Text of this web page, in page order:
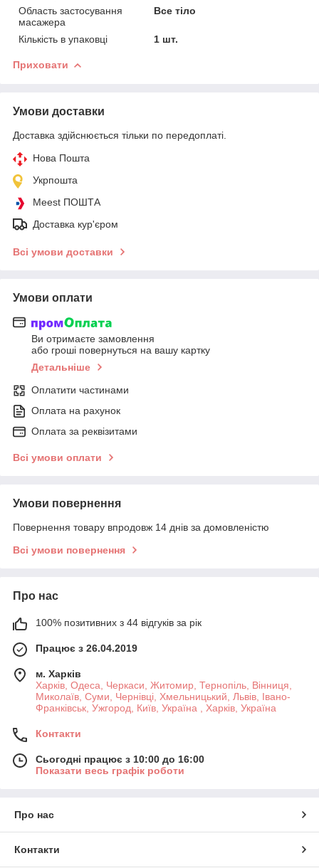
Область застосування
масажера
Все тіло
Кількість в упаковці 1 шт.
Приховати
Умови доставки
Доставка здійснюється тільки по передоплаті.
Нова Пошта
Укрпошта
Meest ПОШТА
Доставка кур'єром
Всі умови доставки
Умови оплати
Ви отримаєте замовлення
або гроші повернуться на вашу картку
Детальніше
Оплатити частинами
Оплата на рахунок
Оплата за реквізитами
Всі умови оплати
Умови повернення
Повернення товару впродовж 14 днів за домовленістю
Всі умови повернення
Про нас
100% позитивних з 44 відгуків за рік
Працює з 26.04.2019
м. Харків
Харків, Одеса, Черкаси, Житомир, Тернопіль, Вінниця,
Миколаїв, Суми, Чернівці, Хмельницький, Львів, Івано-
Франківськ, Ужгород, Київ, Україна , Харків, Україна
Контакти
Сьогодні працює з 10:00 до 16:00
Показати весь графік роботи
Про нас
Контакти